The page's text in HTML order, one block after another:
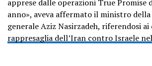
apprese dalle operazioni True Promise
anno», aveva affermato il ministro
generale Aziz Nasirzadeh, riferendosi ai
rappresaglia dell’Iran contro Israele